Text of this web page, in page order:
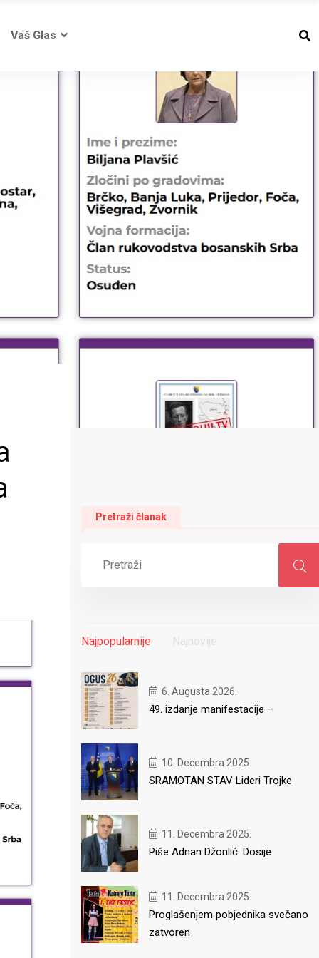
Vaš Glas
Pretraži članak
Najpopularnije Najnovije
6. Augusta 2026.
49. izdanje manifestacije –
10. Decembra 2025.
SRAMOTAN STAV Lideri Trojke
11. Decembra 2025.
Piše Adnan Džonlić: Dosije
11. Decembra 2025.
Proglašenjem pobjednika svečano
zatvoren